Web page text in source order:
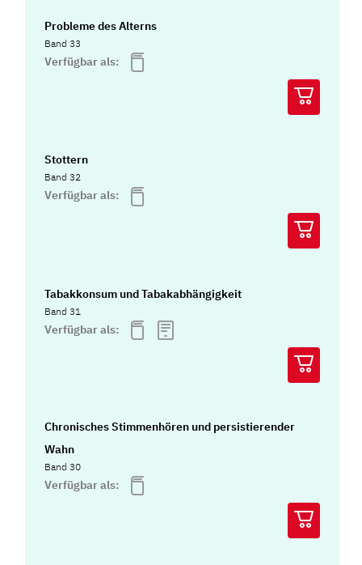
Probleme des Alterns
Band 33
Verfügbar als:
Stottern
Band 32
Verfügbar als:
Tabakkonsum und Tabakabhängigkeit
Band 31
Verfügbar als:
Chronisches Stimmenhören und persistierender
Wahn
Band 30
Verfügbar als: